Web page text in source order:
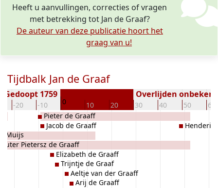
Heeft u aanvullingen, correcties of vragen
met betrekking tot Jan de Graaf?
De auteur van deze publicatie hoort het
graag van u!
Tijdbalk Jan de Graaf
-20 -10 0 10 20 30 40 50 60
Gedoopt 1759 Overlijden
Muijs
Pietersz de Graaff
Pieter de Graaff
Jacob de Graaff
Elizabeth de Graaff
Trijntje de Graaf
Aeltje van der Graaff
Arij de Graaff
Henderik